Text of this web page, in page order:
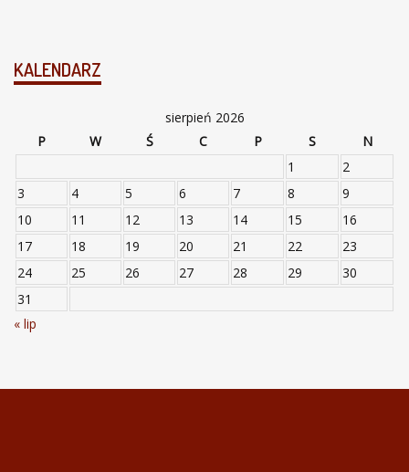
KALENDARZ
sierpień 2026
P
W Ś C P S
N
1
2
3
4 5 6 7 8
9
10
11 12 13 14 15
16
17
18 19 20 21 22
23
24
25 26 27 28 29
30
31
« lip